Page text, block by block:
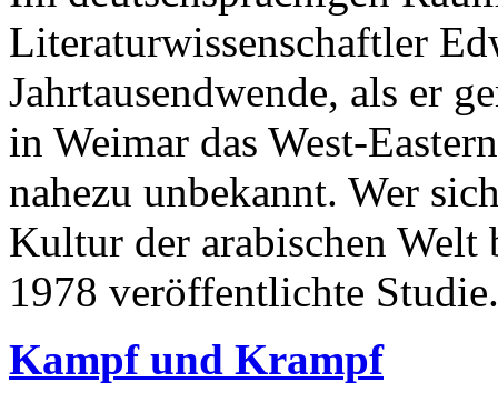
Literaturwissenschaftler
Jahrtausendwende, als er
in Weimar das West-
nahezu unbekannt. Wer
Kultur der arabischen Welt
1978 veröffentlichte
Kampf und Krampf